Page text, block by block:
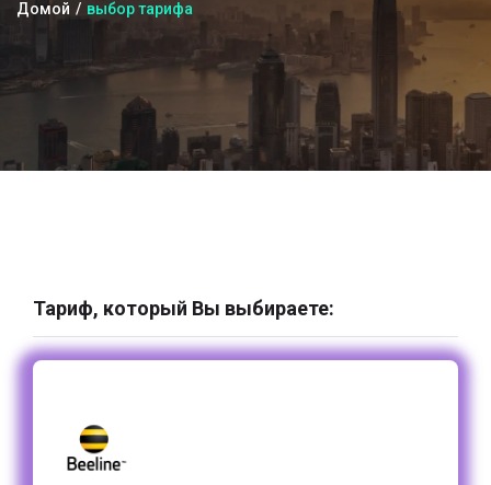
Домой выбор тарифа
Тариф, который Вы выбираете: